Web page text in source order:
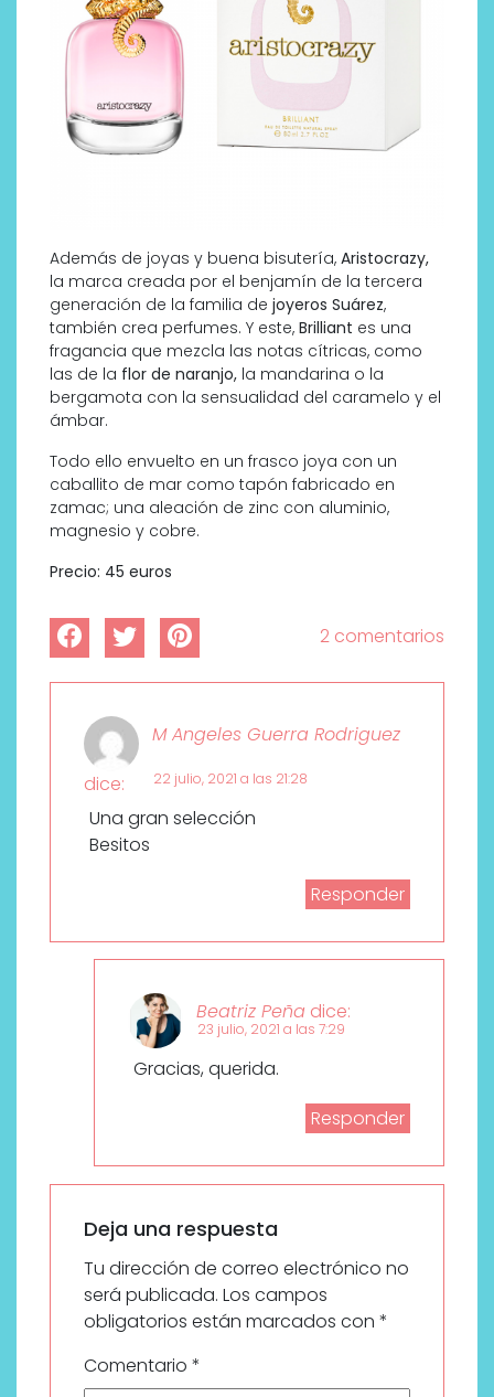
Además de joyas y buena bisutería, Aristocrazy,
la marca creada por el benjamín de la tercera
generación de la familia de joyeros Suárez,
también crea perfumes. Y este, Brilliant es una
fragancia que mezcla las notas cítricas, como
las de la flor de naranjo, la mandarina o la
bergamota con la sensualidad del caramelo y el
ámbar.
Todo ello envuelto en un frasco joya con un
caballito de mar como tapón fabricado en
zamac; una aleación de zinc con aluminio,
magnesio y cobre.
Precio: 45 euros
2 comentarios
M Angeles Guerra Rodriguez
dice:
22 julio, 2021 a las 21:28
Una gran selección
Besitos
Responder
Beatriz Peña dice:
23 julio, 2021 a las 7:29
Gracias, querida.
Responder
Deja una respuesta
Tu dirección de correo electrónico no
será publicada. Los campos
obligatorios están marcados con *
Comentario *